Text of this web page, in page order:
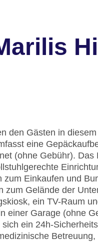
den Gästen in
eine
(ohne Gebühr).
zum Einkaufen und
zum Gelände der
ein TV-Raum
einer Garage (ohne
ein 24h-